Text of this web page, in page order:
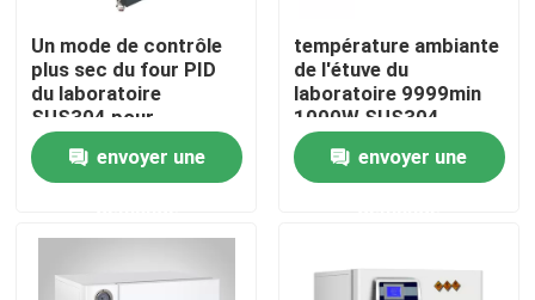
Accueil
Un mode de contrôle
plus sec du four PID
du laboratoire
SUS304 pour
industriel
envoyer une
température ambiante
de l'étuve du
laboratoire 9999min
1000W SUS304
50~300℃
envoyer une